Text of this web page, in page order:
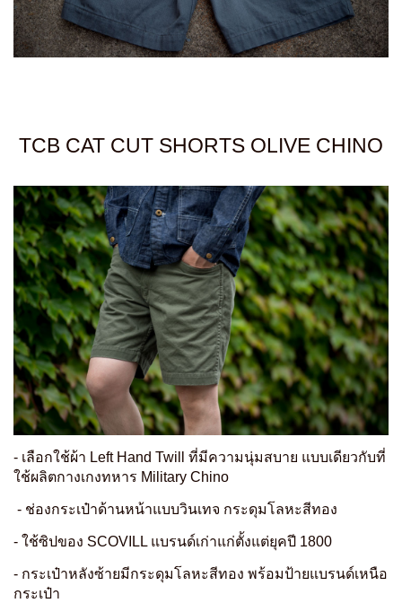
TCB CAT CUT SHORTS OLIVE CHINO
- เลือกใช้ผ้า Left Hand Twill ที่มีความนุ่มสบาย แบบเดียวกับที่
ใช้ผลิตกางเกงทหาร Military Chino
- ช่องกระเป๋าด้านหน้าแบบวินเทจ กระดุมโลหะสีทอง
- ใช้ซิปของ SCOVILL แบรนด์เก่าแก่ตั้งแต่ยุคปี 1800
- กระเป๋าหลังซ้ายมีกระดุมโลหะสีทอง พร้อมป้ายแบรนด์เหนือ
กระเป๋า